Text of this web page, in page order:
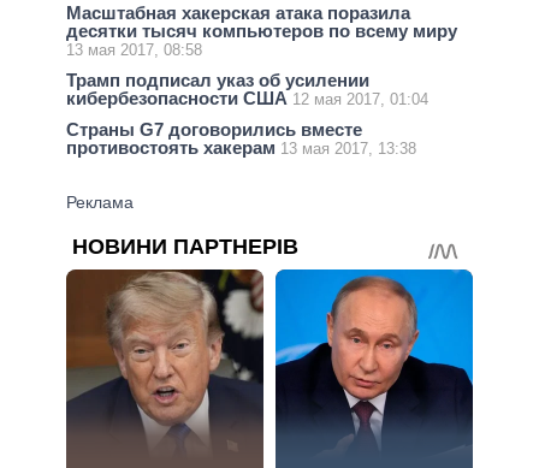
Масштабная хакерская атака поразила
десятки тысяч компьютеров по всему миру
13 мая 2017, 08:58
Трамп подписал указ об усилении
кибербезопасности США 12 мая 2017, 01:04
Страны G7 договорились вместе
противостоять хакерам 13 мая 2017, 13:38